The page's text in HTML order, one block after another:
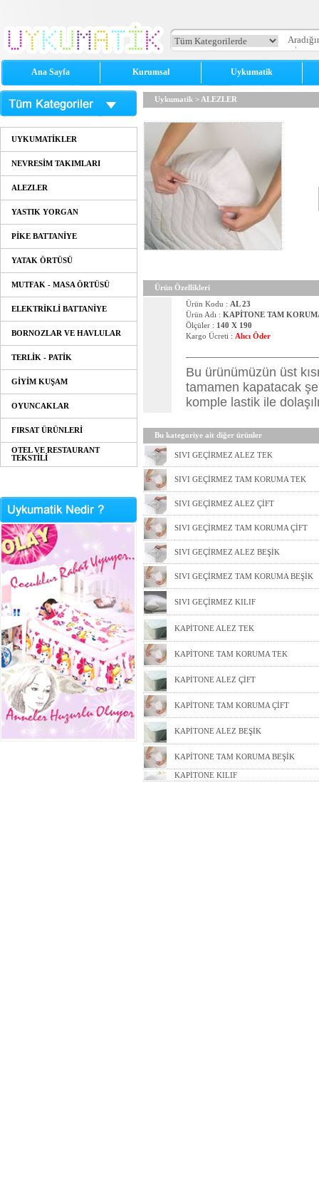
Ana Sayfa Kurumsal Uykumatik
UYKUMATİKLER
NEVRESİM TAKIMLARI
ALEZLER
YASTIK YORGAN
PİKE BATTANİYE
YATAK ÖRTÜSÜ
MUTFAK - MASA ÖRTÜSÜ
ELEKTRİKLİ BATTANİYE
BORNOZLAR VE HAVLULAR
TERLİK - PATİK
GİYİM KUŞAM
OYUNCAKLAR
FIRSAT ÜRÜNLERİ
OTEL VE RESTAURANT
TEKSTİLİ
Uykumatik > ALEZLER
Ürün Özellikleri
Ürün Kodu : AL 23
Ürün Adı : KAPİTONE TAM
Ölçüler : 140 X 190
Kargo Ücreti : Alıcı Öder
Bu ürünümüzün üst
tamamen kapatacak
komple lastik ile
Bu kategoriye ait diğer ürünler
SIVI GEÇİRMEZ ALEZ TEK
SIVI GEÇİRMEZ TAM KORUMA TEK
SIVI GEÇİRMEZ ALEZ ÇİFT
SIVI GEÇİRMEZ TAM KORUMA ÇİFT
SIVI GEÇİRMEZ ALEZ BEŞİK
SIVI GEÇİRMEZ TAM KORUMA BEŞİK
SIVI GEÇİRMEZ KILIF
KAPİTONE ALEZ TEK
KAPİTONE TAM KORUMA TEK
KAPİTONE ALEZ ÇİFT
KAPİTONE TAM KORUMA ÇİFT
KAPİTONE ALEZ BEŞİK
KAPİTONE TAM KORUMA BEŞİK
KAPİTONE KILIF